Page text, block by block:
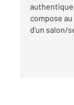
authentique
compose
d'un salon/